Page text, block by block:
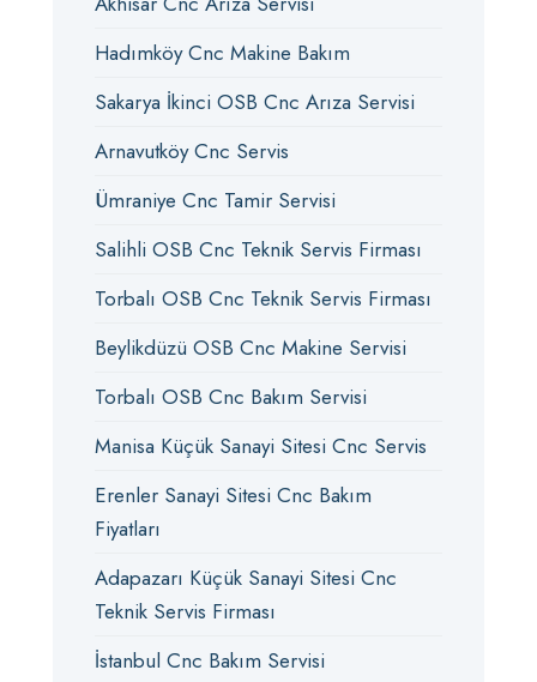
Hadımköy Cnc Makine Bakım
Sakarya İkinci OSB Cnc Arıza Servisi
Arnavutköy Cnc Servis
Ümraniye Cnc Tamir Servisi
Salihli OSB Cnc Teknik Servis Firması
Torbalı OSB Cnc Teknik Servis Firması
Beylikdüzü OSB Cnc Makine Servisi
Torbalı OSB Cnc Bakım Servisi
Manisa Küçük Sanayi Sitesi Cnc Servis
Erenler Sanayi Sitesi Cnc Bakım
Fiyatları
Adapazarı Küçük Sanayi Sitesi Cnc
Teknik Servis Firması
İstanbul Cnc Bakım Servisi